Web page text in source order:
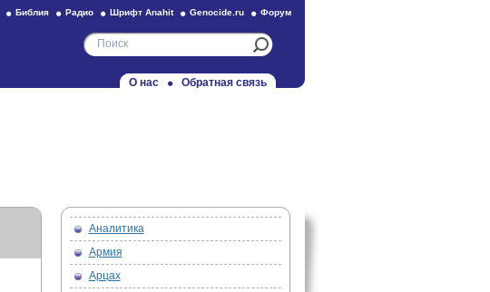
Библия Радио Шрифт Anahit Genocide.ru Форум
О нас Обратная связь
Аналитика
Армия
Арцах